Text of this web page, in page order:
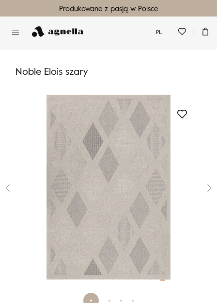
Produkowane z pasją w Polsce
PL
Noble Elois szary